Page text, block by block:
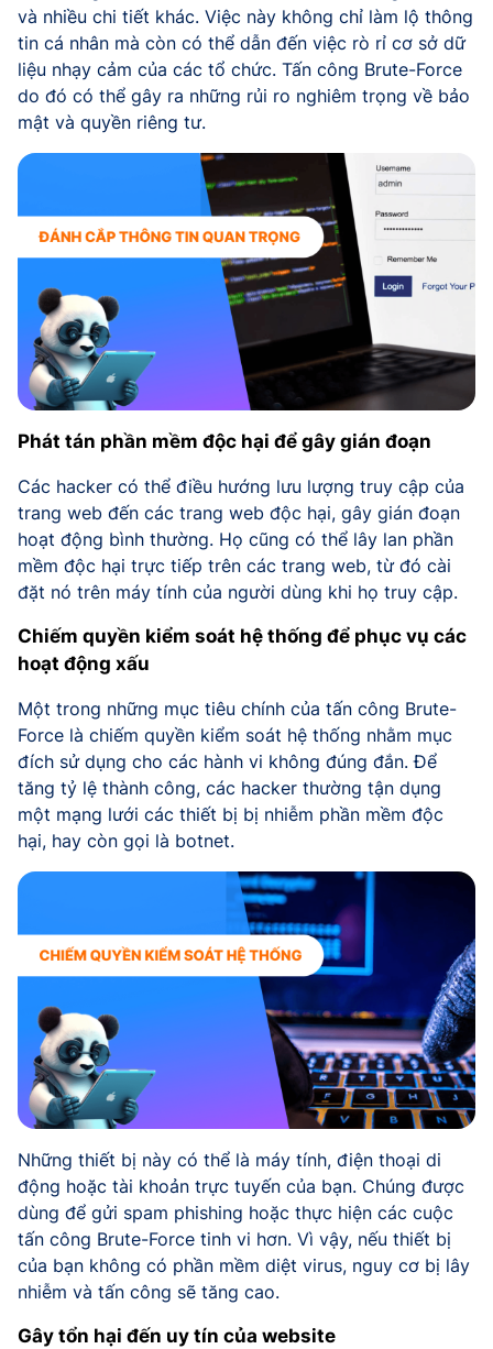
và nhiều chi tiết khác. Việc này không chỉ làm lộ thông
tin cá nhân mà còn có thể dẫn đến việc rò rỉ cơ sở dữ
liệu nhạy cảm của các tổ chức. Tấn công Brute-Force
do đó có thể gây ra những rủi ro nghiêm trọng về bảo
mật và quyền riêng tư.
Phát tán phần mềm độc hại để gây gián đoạn
Các hacker có thể điều hướng lưu lượng truy cập của
trang web đến các trang web độc hại, gây gián đoạn
hoạt động bình thường. Họ cũng có thể lây lan phần
mềm độc hại trực tiếp trên các trang web, từ đó cài
đặt nó trên máy tính của người dùng khi họ truy cập.
Chiếm quyền kiểm soát hệ thống để phục vụ các
hoạt động xấu
Một trong những mục tiêu chính của tấn công Brute-
Force là chiếm quyền kiểm soát hệ thống nhằm mục
đích sử dụng cho các hành vi không đúng đắn. Để
tăng tỷ lệ thành công, các hacker thường tận dụng
một mạng lưới các thiết bị bị nhiễm phần mềm độc
hại, hay còn gọi là botnet.
Những thiết bị này có thể là máy tính, điện thoại di
động hoặc tài khoản trực tuyến của bạn. Chúng được
dùng để gửi spam phishing hoặc thực hiện các cuộc
tấn công Brute-Force tinh vi hơn. Vì vậy, nếu thiết bị
của bạn không có phần mềm diệt virus, nguy cơ bị lây
nhiễm và tấn công sẽ tăng cao.
Gây tổn hại đến uy tín của website